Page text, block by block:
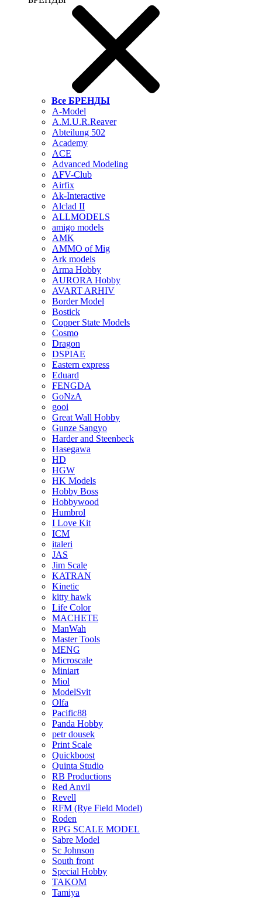
Все БРЕНДЫ
A-Model
A.M.U.R.Reaver
Abteilung 502
Academy
ACE
Advanced Modeling
AFV-Club
Airfix
Ak-Interactive
Alclad II
ALLMODELS
amigo models
AMK
AMMO of Mig
Ark models
Arma Hobby
AURORA Hobby
AVART ARHIV
Border Model
Bostick
Copper State Models
Cosmo
Dragon
DSPIAE
Eastern express
Eduard
FENGDA
GoNzA
gooi
Great Wall Hobby
Gunze Sangyo
Harder and Steenbeck
Hasegawa
HD
HGW
HK Models
Hobby Boss
Hobbywood
Humbrol
I Love Kit
ICM
italeri
JAS
Jim Scale
KATRAN
Kinetic
kitty hawk
Life Color
MACHETE
ManWah
Master Tools
MENG
Microscale
Miniart
Miol
ModelSvit
Olfa
Pacific88
Panda Hobby
petr dousek
Print Scale
Quickboost
Quinta Studio
RB Productions
Red Anvil
Revell
RFM (Rye Field Model)
Roden
RPG SCALE MODEL
Sabre Model
Sc Johnson
South front
Special Hobby
TAKOM
Tamiya